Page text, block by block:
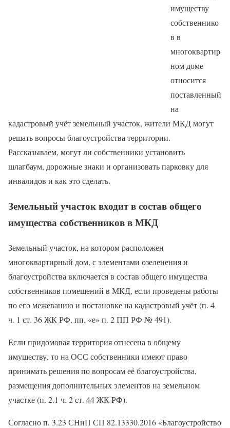
имуществу
собственнико
в в
многоквартир
ном доме
относится
поставленный
на
кадастровый учёт земельный участок, жители МКД могут
решать вопросы благоустройства территории.
Рассказываем, могут ли собственники установить
шлагбаум, дорожные знаки и организовать парковку для
инвалидов и как это сделать.
Земельный участок входит в состав общего
имущества собственников в МКД
Земельный участок, на котором расположен
многоквартирный дом, с элементами озеленения и
благоустройства включается в состав общего имущества
собственников помещений в МКД, если проведены работы
по его межеванию и постановке на кадастровый учёт (п. 4
ч. 1 ст. 36 ЖК РФ, пп. «е» п. 2 ПП РФ № 491).
Если придомовая территория отнесена в общему
имуществу, то на ОСС собственники имеют право
принимать решения по вопросам её благоустройства,
размещения дополнительных элементов на земельном
участке (п. 2.1 ч. 2 ст. 44 ЖК РФ).
Согласно п. 3.23 СНиП СП 82.13330.2016 «Благоустройство